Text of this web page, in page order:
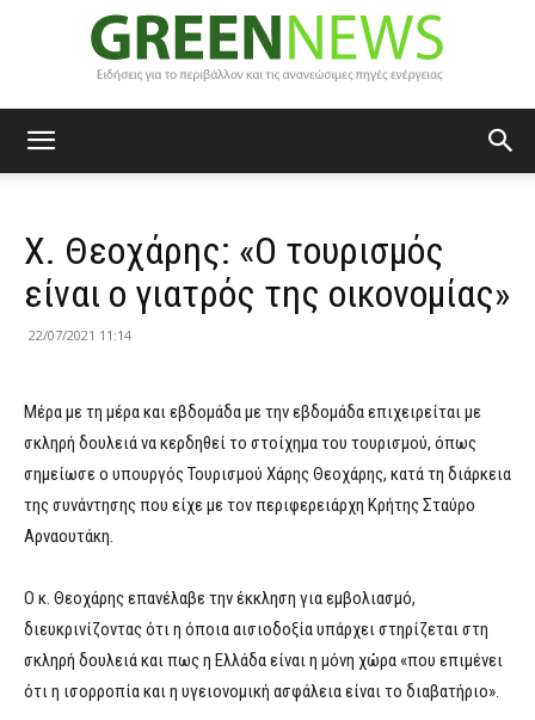
News
Χ. Θεοχάρης: «Ο τουρισμός
είναι ο γιατρός της οικονομίας»
22/07/2021 11:14
Μέρα με τη μέρα και εβδομάδα με την εβδομάδα επιχειρείται με
σκληρή δουλειά να κερδηθεί το στοίχημα του τουρισμού, όπως
σημείωσε ο υπουργός Τουρισμού Χάρης Θεοχάρης, κατά τη διάρκεια
της συνάντησης που είχε με τον περιφερειάρχη Κρήτης Σταύρο
Αρναουτάκη.
Ο κ. Θεοχάρης επανέλαβε την έκκληση για εμβολιασμό,
διευκρινίζοντας ότι η όποια αισιοδοξία υπάρχει στηρίζεται στη
σκληρή δουλειά και πως η Ελλάδα είναι η μόνη χώρα «που επιμένει
ότι η ισορροπία και η υγειονομική ασφάλεια είναι το διαβατήριο».